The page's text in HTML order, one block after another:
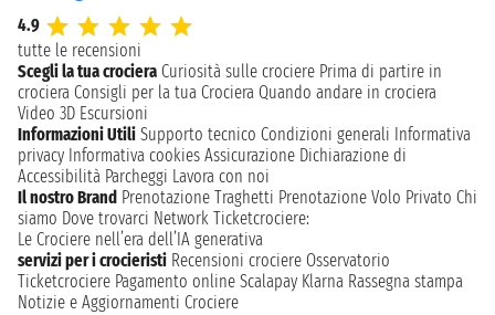
4.9
tutte le recensioni
Scegli la tua crociera Curiosità sulle crociere Prima di partire in
crociera Consigli per la tua Crociera Quando andare in crociera
Video 3D Escursioni
Informazioni Utili Supporto tecnico Condizioni generali Informativa
privacy Informativa cookies Assicurazione Dichiarazione di
Accessibilità Parcheggi Lavora con noi
Il nostro Brand Prenotazione Traghetti Prenotazione Volo Privato Chi
siamo Dove trovarci Network Ticketcrociere:
Le Crociere nell’era dell’IA generativa
servizi per i crocieristi Recensioni crociere Osservatorio
Ticketcrociere Pagamento online Scalapay Klarna Rassegna stampa
Notizie e Aggiornamenti Crociere